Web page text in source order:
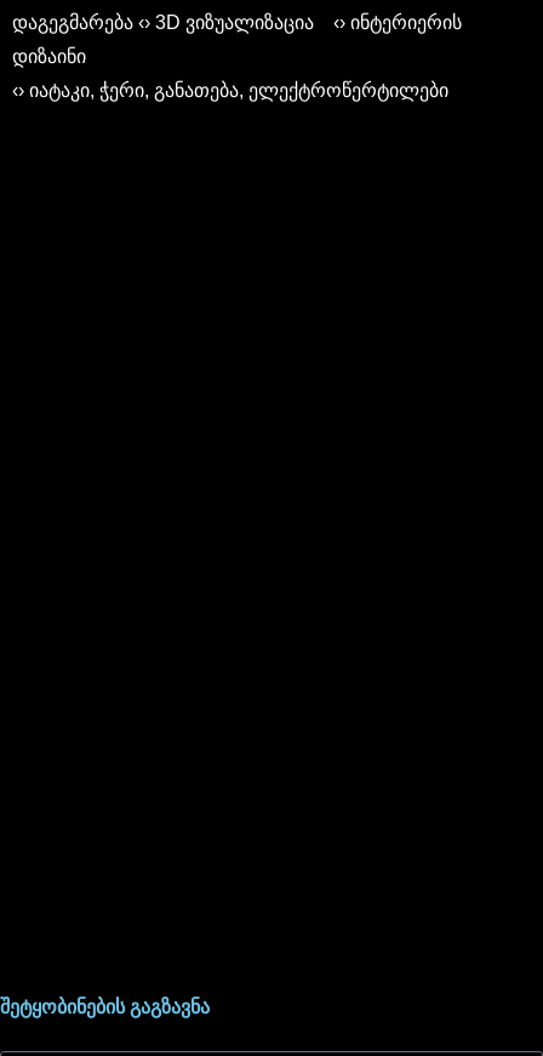
დაგეგმარება ‹› 3D ვიზუალიზაცია ‹› ინტერიერის
დიზაინი
‹› იატაკი, ჭერი, განათება, ელექტროწერტილები
შეტყობინების გაგზავნა